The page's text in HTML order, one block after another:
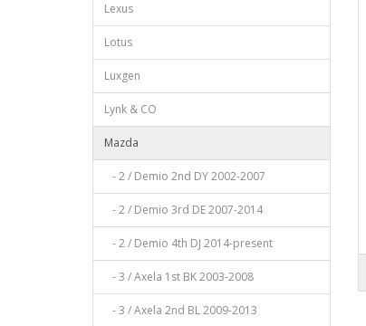
Lexus
Lotus
Luxgen
Lynk & CO
Mazda
- 2 / Demio 2nd DY 2002-2007
- 2 / Demio 3rd DE 2007-2014
- 2 / Demio 4th DJ 2014-present
- 3 / Axela 1st BK 2003-2008
- 3 / Axela 2nd BL 2009-2013